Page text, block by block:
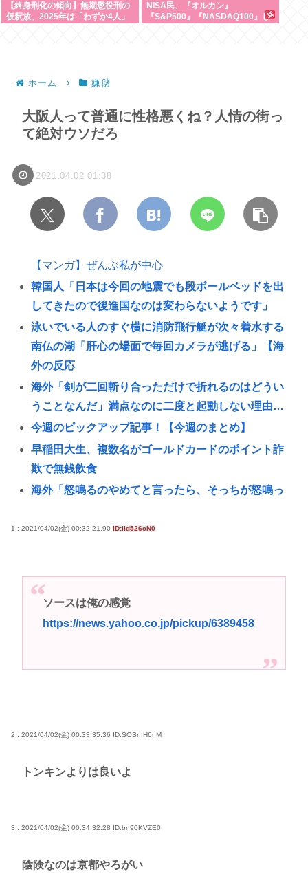
【終身刑化の傾向】無期懲役刑の
仮釈放、2025年は「わずか4人」
NISA民、『オルカン』
『S&P500』『NASDAQ100』し
ホーム 嫌儲
大阪人って普通に性格悪くね？人情の街っ
て絶対ウソだろ
2021.04.02 01:38
【マンガ】ぜんぶ私が中心
韓国人「日本は今回の地震でも段ボールベッドを出
してきたので後進国なのは変わらないようです」
泳いでいる人のすぐ横に消防飛行艇が次々着水する
南仏の湖「肝心の場面で毎回カメラが逃げる」【海
外の反応
海外「剣が二回斬り合っただけで折れるのはどうい
うことなんだ」満点なのに二度と起動しない理由…
今週のピックアップ記事！【今週のまとめ】
早稲田大生、複数名がゴールドカードのポイント詐
欺で無銭飲食
海外「怒鳴るのやめてと言ったら、そっちが怒鳴っ
人のサイ
面白いシューティングゲーム教えろ🧌
部屋作りゲーム、確率で出現するイカを見るとクラ
ッシュする不具合が発生
かされる「女神の加護を受けしママのサーガ」3巻 今
ポケカ資産が100万円超えた男の子www
1 : 2021/04/02(金) 00:32:21.90 ID:iId526cN0
ソースは俺の感覚
https://news.yahoo.co.jp/pickup/6389458
2 : 2021/04/02(金) 00:33:35.36 ID:SOSnIH6nM
トンキンよりは良いよ
3 : 2021/04/02(金) 00:34:32.28 ID:bn90KVZE0
陰険なのは京都やろがい